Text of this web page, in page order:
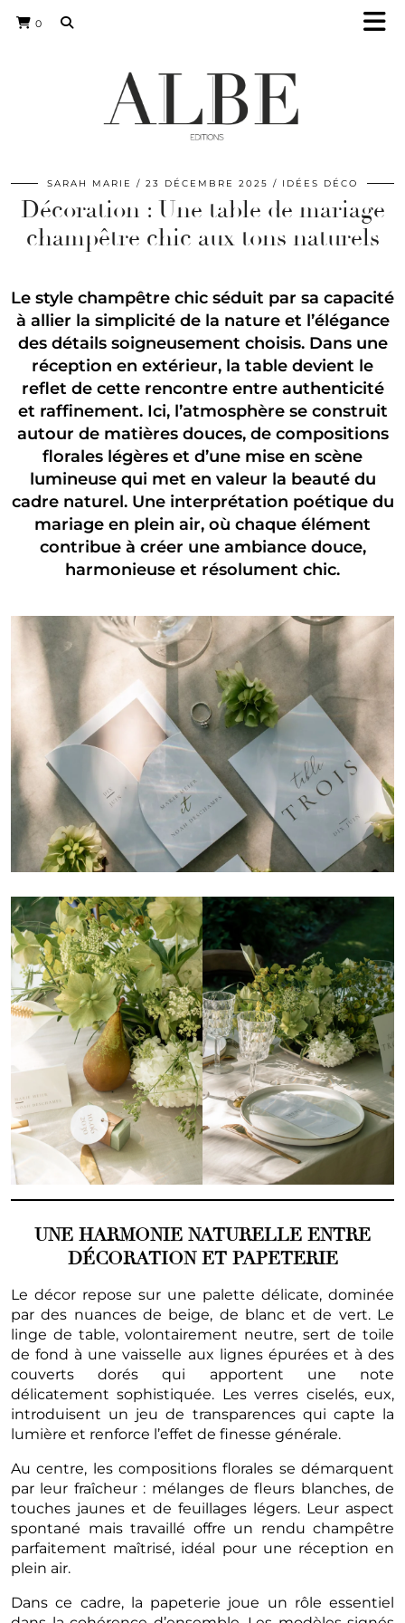
0
SARAH MARIE 23 DÉCEMBRE 2025 IDÉES DÉCO
Décoration : Une table de mariage
champêtre chic aux tons naturels
Le style champêtre chic séduit par sa capacité
à allier la simplicité de la nature et l’élégance
des détails soigneusement choisis. Dans une
réception en extérieur, la table devient le
reflet de cette rencontre entre authenticité
et raffinement. Ici, l’atmosphère se construit
autour de matières douces, de compositions
florales légères et d’une mise en scène
lumineuse qui met en valeur la beauté du
cadre naturel. Une interprétation poétique du
mariage en plein air, où chaque élément
contribue à créer une ambiance douce,
harmonieuse et résolument chic.
UNE HARMONIE NATURELLE ENTRE
DÉCORATION ET PAPETERIE
Le décor repose sur une palette délicate, dominée
par des nuances de beige, de blanc et de vert. Le
linge de table, volontairement neutre, sert de toile
de fond à une vaisselle aux lignes épurées et à des
couverts dorés qui apportent une note
délicatement sophistiquée. Les verres ciselés, eux,
introduisent un jeu de transparences qui capte la
lumière et renforce l’effet de finesse générale.
Au centre, les compositions florales se démarquent
par leur fraîcheur : mélanges de fleurs blanches, de
touches jaunes et de feuillages légers. Leur aspect
spontané mais travaillé offre un rendu champêtre
parfaitement maîtrisé, idéal pour une réception en
plein air.
Dans ce cadre, la papeterie joue un rôle essentiel